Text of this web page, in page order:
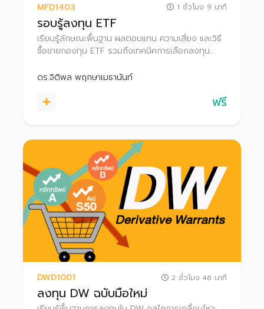
MFD1403 1 ชั่วโมง 9 นาที
รอบรู้ลงทุน ETF
เรียนรู้ลักษณะพื้นฐาน ผลตอบแทน ความเสี่ยง และวิธี
ซื้อขายกองทุน ETF รวมถึงเทคนิคการเลือกลงทุน
เลือกลงทุนในกองทุนที่เหมาะสมกับตนเองได้
ดร.จิติพล พฤกษาเมธานันท์
ฟรี
DWD1001 2 ชั่วโมง 46 นาที
ลงทุน DW ฉบับมือใหม่